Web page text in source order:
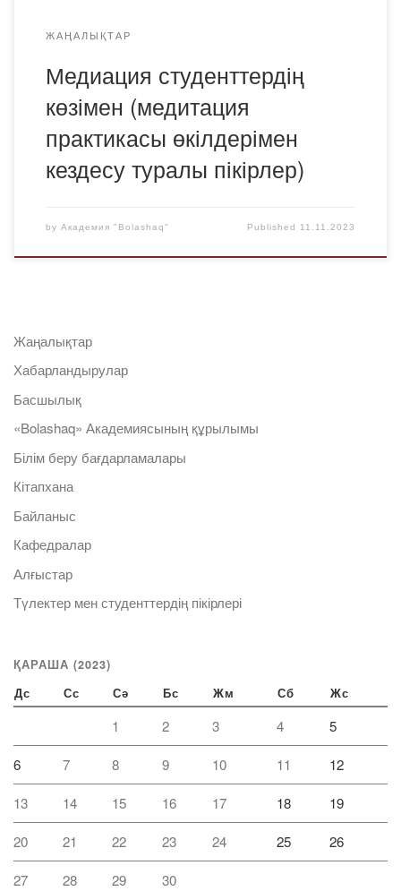
ЖАҢАЛЫҚТАР
Медиация студенттердің
көзімен (медитация
практикасы өкілдерімен
кездесу туралы пікірлер)
by Академия "Bolashaq" Published 11.11.2023
Жаңалықтар
Хабарландырулар
Басшылық
«Bolashaq» Академиясының құрылымы
Білім беру бағдарламалары
Кітапхана
Байланыс
Кафедралар
Алғыстар
Түлектер мен студенттердің пікірлері
ҚАРАША (2023)
Дс Сс Сә Бс Жм Сб Жс
1 2 3 4 5
6 7 8 9 10 11 12
13 14 15 16 17 18 19
20 21 22 23 24 25 26
27 28 29
30